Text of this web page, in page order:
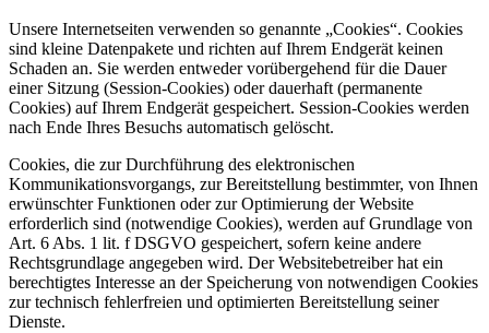
Unsere Internetseiten verwenden so genannte „Cookies“. Cookies
sind kleine Datenpakete und richten auf Ihrem Endgerät keinen
Schaden an. Sie werden entweder vorübergehend für die Dauer
einer Sitzung (Session-Cookies) oder dauerhaft (permanente
Cookies) auf Ihrem Endgerät gespeichert. Session-Cookies werden
nach Ende Ihres Besuchs automatisch gelöscht.
Cookies, die zur Durchführung des elektronischen
Kommunikationsvorgangs, zur Bereitstellung bestimmter, von Ihnen
erwünschter Funktionen oder zur Optimierung der Website
erforderlich sind (notwendige Cookies), werden auf Grundlage von
Art. 6 Abs. 1 lit. f DSGVO gespeichert, sofern keine andere
Rechtsgrundlage angegeben wird. Der Websitebetreiber hat ein
berechtigtes Interesse an der Speicherung von notwendigen Cookies
zur technisch fehlerfreien und optimierten Bereitstellung seiner
Dienste.